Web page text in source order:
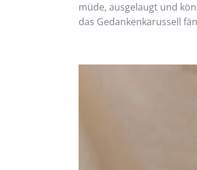
müde, ausgelaugt und
das Gedankenkarussell